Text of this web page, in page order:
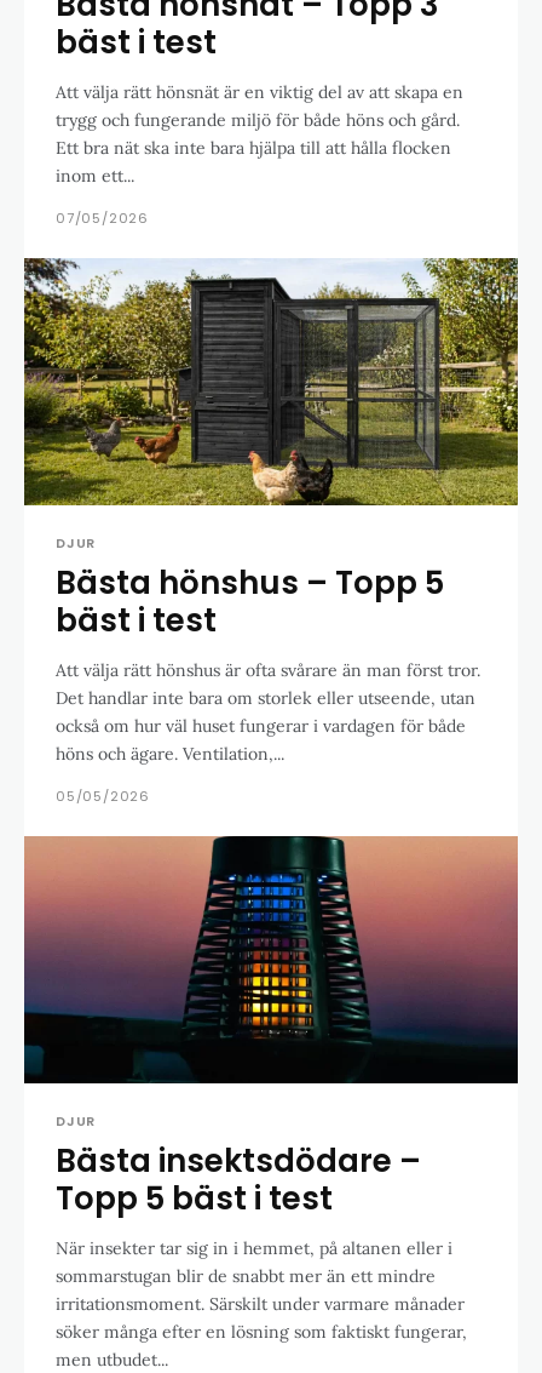
bäst i test
Att välja rätt hönsnät är en viktig del av att skapa en
trygg och fungerande miljö för både höns och gård.
Ett bra nät ska inte bara hjälpa till att hålla flocken
inom ett...
07/05/2026
DJUR
Bästa hönshus – Topp 5
bäst i test
Att välja rätt hönshus är ofta svårare än man först tror.
Det handlar inte bara om storlek eller utseende, utan
också om hur väl huset fungerar i vardagen för både
höns och ägare. Ventilation,...
05/05/2026
DJUR
Bästa insektsdödare –
Topp 5 bäst i test
När insekter tar sig in i hemmet, på altanen eller i
sommarstugan blir de snabbt mer än ett mindre
irritationsmoment. Särskilt under varmare månader
söker många efter en lösning som faktiskt fungerar,
men utbudet...